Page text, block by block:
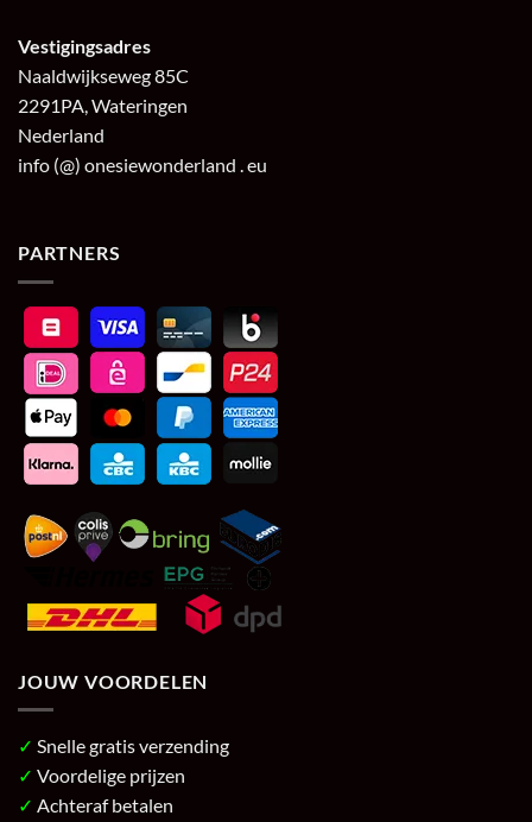
Vestigingsadres
Naaldwijkseweg 85C
2291PA, Wateringen
Nederland
info (@) onesiewonderland . eu
PARTNERS
JOUW VOORDELEN
✓ Snelle gratis verzending
✓ Voordelige prijzen
✓ Achteraf betalen